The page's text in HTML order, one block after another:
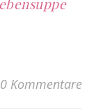
0 Kommentare